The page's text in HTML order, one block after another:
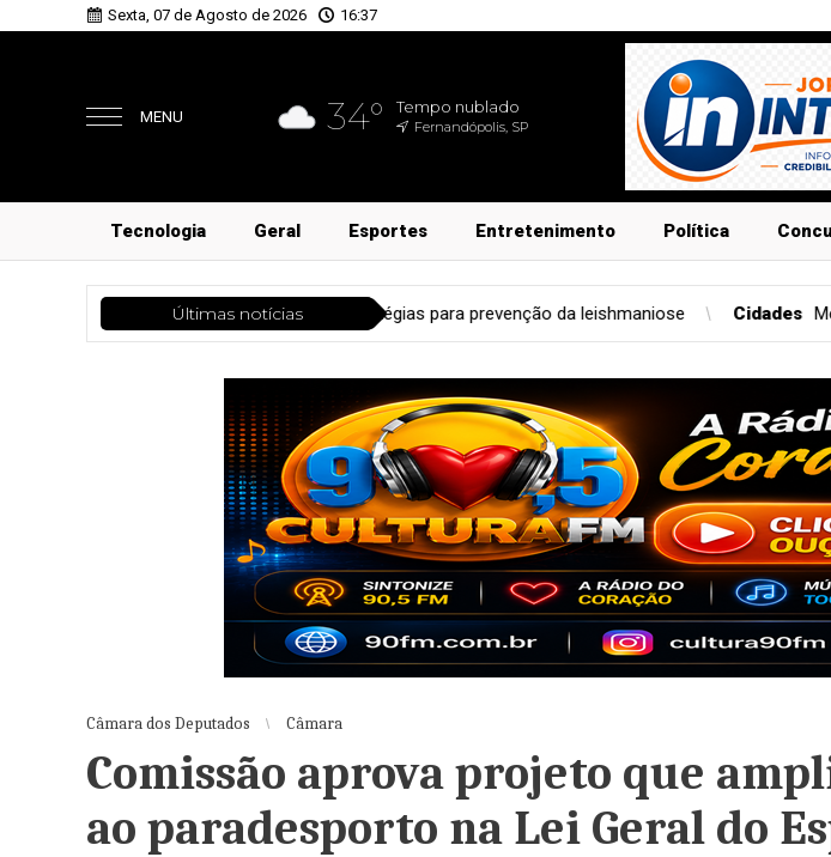
Sexta, 07 de Agosto de 2026 16:37
MENU 34° Tempo nublado
Fernandópolis, SP
Tecnologia Geral Esportes Entretenimento Política
Últimas notícias
e reforça estratégias para prevenção da leishmaniose Cidades Menos burocracia: Capital
Câmara dos Deputados Câmara
Comissão aprova projeto que
ao paradesporto na Lei Geral do